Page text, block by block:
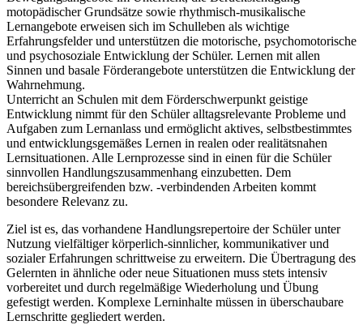
motopädischer Grundsätze sowie rhythmisch-musikalische
Lernangebote erweisen sich im Schulleben als wichtige
Erfahrungsfelder und unterstützen die motorische, psychomotorische
und psychosoziale Entwicklung der Schüler. Lernen mit allen
Sinnen und basale Förderangebote unterstützen die Entwicklung der
Wahrnehmung.
Unterricht an Schulen mit dem Förderschwerpunkt geistige
Entwicklung nimmt für den Schüler alltagsrelevante Probleme und
Aufgaben zum Lernanlass und ermöglicht aktives, selbstbestimmtes
und entwicklungsgemäßes Lernen in realen oder realitätsnahen
Lernsituationen. Alle Lernprozesse sind in einen für die Schüler
sinnvollen Handlungszusammenhang einzubetten. Dem
bereichsübergreifenden bzw. -verbindenden Arbeiten kommt
besondere Relevanz zu.
Ziel ist es, das vorhandene Handlungsrepertoire der Schüler unter
Nutzung vielfältiger körperlich-sinnlicher, kommunikativer und
sozialer Erfahrungen schrittweise zu erweitern. Die Übertragung des
Gelernten in ähnliche oder neue Situationen muss stets intensiv
vorbereitet und durch regelmäßige Wiederholung und Übung
gefestigt werden. Komplexe Lerninhalte müssen in überschaubare
Lernschritte gegliedert werden.